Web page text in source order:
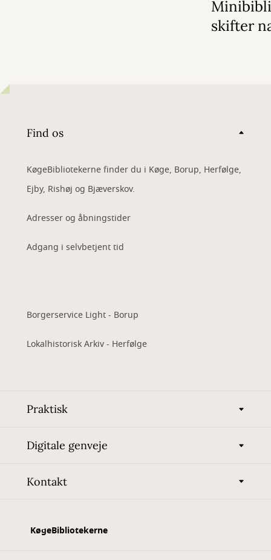
skifter
Find os
KøgeBibliotekerne finder du i Køge, Borup, Herfølge,
Ejby, Rishøj og Bjæverskov.
Adresser og åbningstider
Adgang i selvbetjent tid
Borgerservice Light - Borup
Lokalhistorisk Arkiv - Herfølge
Praktisk
Digitale genveje
Kontakt
KøgeBibliotekerne